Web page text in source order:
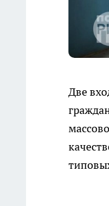
Две